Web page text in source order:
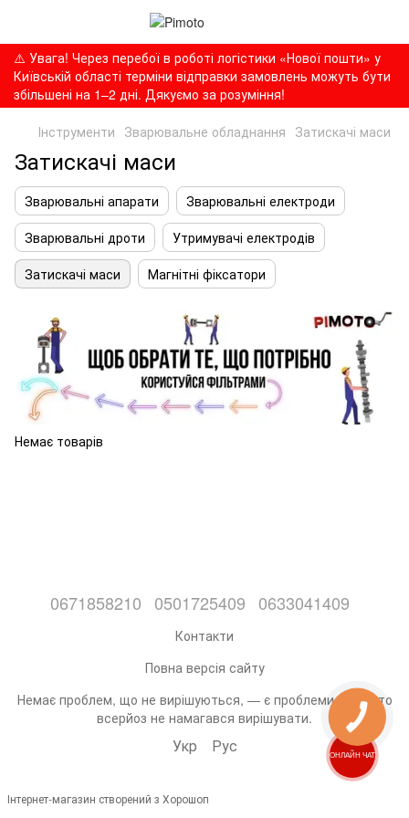
⚠️ Увага! Через перебої в роботі логістики «Нової пошти» у
Київській області терміни відправки замовлень можуть бути
збільшені на 1–2 дні. Дякуємо за розуміння!
Інструменти Зварювальне обладнання Затискачі маси
Затискачі маси
Зварювальні апарати
Зварювальні електроди
Зварювальні дроти
Утримувачі електродів
Затискачі маси
Магнітні фіксатори
Немає товарів
0671858210 0501725409 0633041409
Контакти
Повна версія сайту
Немає проблем, що не вирішуються, — є проблеми, які ніхто
всерйоз не намагався вирішувати.
Укр Рус
Інтернет-магазин створений з Хорошоп
ОНЛАЙН ЧАТ